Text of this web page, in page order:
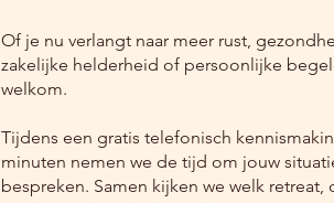
Of je nu verlangt naar meer rust,
zakelijke helderheid of persoonlijke
welkom.
Tijdens een gratis telefonisch
minuten nemen we de tijd om jouw
bespreken. Samen kijken we welk